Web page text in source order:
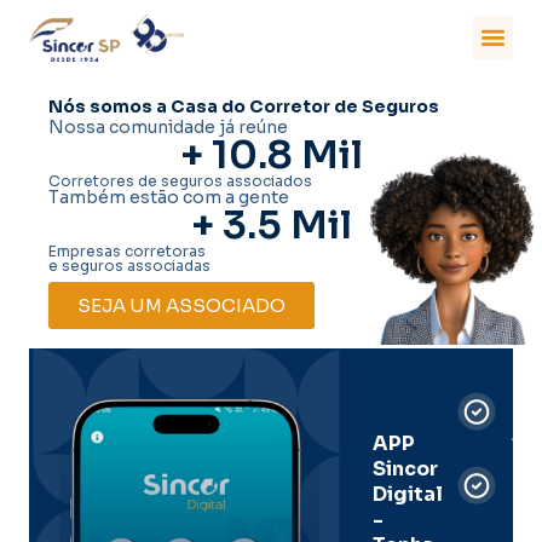
Nós somos a Casa do Corretor de Seguros
Nossa comunidade já reúne
+ 10.8 Mil
Corretores de seguros associados
Também estão com a gente
+ 3.5 Mil
Empresas corretoras
e seguros associadas
SEJA UM ASSOCIADO
APP
Sincor
Digital
-